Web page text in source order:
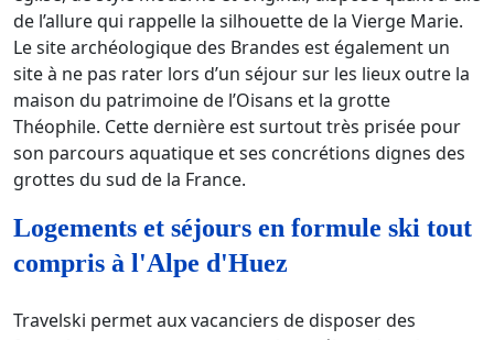
de l’allure qui rappelle la silhouette de la Vierge Marie.
Le site archéologique des Brandes est également un
site à ne pas rater lors d’un séjour sur les lieux outre la
maison du patrimoine de l’Oisans et la grotte
Théophile. Cette dernière est surtout très prisée pour
son parcours aquatique et ses concrétions dignes des
grottes du sud de la France.
Logements et séjours en formule ski tout
compris à l'Alpe d'Huez
Travelski permet aux vacanciers de disposer des